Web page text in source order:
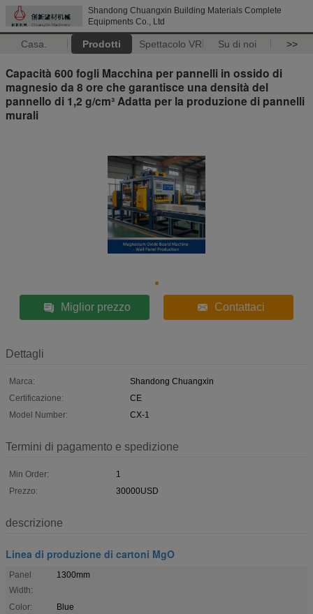
Shandong Chuangxin Building Materials Complete
Equipments Co., Ltd
Casa. Prodotti Spettacolo VR Su di noi >>
Capacità 600 fogli Macchina per pannelli in ossido di
magnesio da 8 ore che garantisce una densità del
pannello di 1,2 g/cm³ Adatta per la produzione di pannelli
murali
Miglior prezzo Contattaci
Dettagli
Marca:
Shandong Chuangxin
Certificazione:
CE
Model Number:
CX-1
Termini di pagamento e spedizione
Min Order:
1
Prezzo:
30000USD
descrizione
Linea di produzione di cartoni MgO
Panel
Width:
1300mm
Color:
Blue